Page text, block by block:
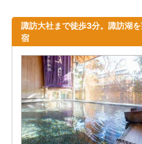
諏訪大社まで徒歩3分。諏訪湖
宿